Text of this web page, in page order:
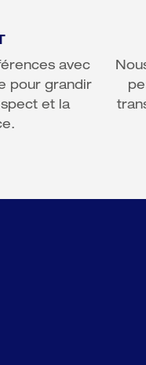
avec
pour grandir
et la